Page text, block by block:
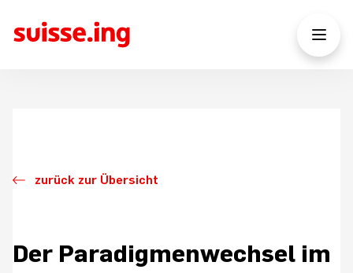
zurück zur Übersicht
Der Paradigmenwechsel im